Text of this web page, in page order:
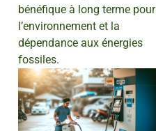
bénéfique à long terme pour
l’environnement et la
dépendance aux énergies
fossiles.